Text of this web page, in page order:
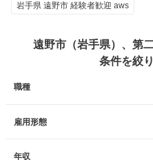
岩手県 遠野市 経験者歓迎 aws
遠野市（岩手県）、第
条件を絞
職種
雇用形態
年収